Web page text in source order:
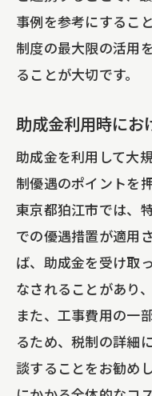
事例を参考にするこ
制度の最大限の活用
ることが大切です。
助成金利用時にお
助成金を利用して大
制優遇のポイントを
東京都狛江市では、
での優遇措置が適用
ば、助成金を受け取
なされることがあり
また、工事費用の一
るため、税制の詳細
談することをお勧め